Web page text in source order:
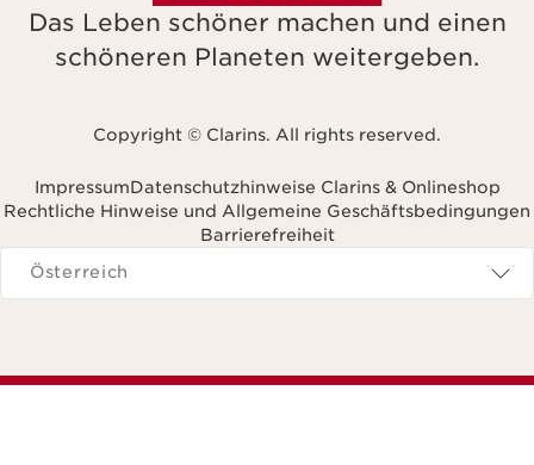
Das Leben schöner machen und einen
schöneren Planeten weitergeben.
Copyright © Clarins. All rights reserved.
ImpressumDatenschutzhinweise Clarins & Onlineshop
Rechtliche Hinweise und Allgemeine Geschäftsbedingungen
Barrierefreiheit
Navigieren zu
Österreich